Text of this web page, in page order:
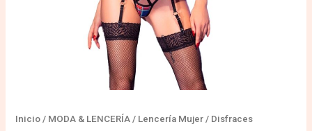
Inicio / MODA & LENCERÍA / Lencería Mujer / Disfraces